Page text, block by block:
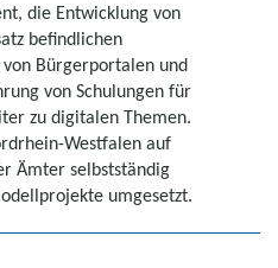
die Entwicklung von
befindlichen
Bürgerportalen und
von Schulungen für
zu digitalen Themen.
Westfalen auf
Ämter selbstständig
umgesetzt.